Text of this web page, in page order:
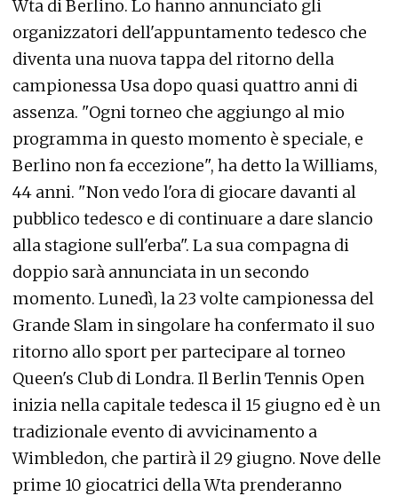
Wta di Berlino. Lo hanno annunciato gli
organizzatori dell'appuntamento tedesco che
diventa una nuova tappa del ritorno della
campionessa Usa dopo quasi quattro anni di
assenza. "Ogni torneo che aggiungo al mio
programma in questo momento è speciale, e
Berlino non fa eccezione", ha detto la Williams,
44 anni. "Non vedo l'ora di giocare davanti al
pubblico tedesco e di continuare a dare slancio
alla stagione sull'erba". La sua compagna di
doppio sarà annunciata in un secondo
momento. Lunedì, la 23 volte campionessa del
Grande Slam in singolare ha confermato il suo
ritorno allo sport per partecipare al torneo
Queen's Club di Londra. Il Berlin Tennis Open
inizia nella capitale tedesca il 15 giugno ed è un
tradizionale evento di avvicinamento a
Wimbledon, che partirà il 29 giugno. Nove delle
prime 10 giocatrici della Wta prenderanno